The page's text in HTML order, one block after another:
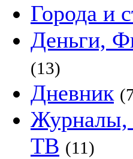
Города и
Деньги,
(13)
Дневник
Журналы,
ТВ (11)